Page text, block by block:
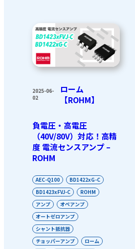
2025-06-
02
ローム
【ROHM】
負電圧・高電圧
（40V/80V）対応！高精
度 電流センスアンプ –
ROHM
AEC-Q100
BD1422xG-C
BD1423xFVJ-C
ROHM
アンプ
オペアンプ
オートゼロアンプ
シャント抵抗器
チョッパーアンプ
ローム